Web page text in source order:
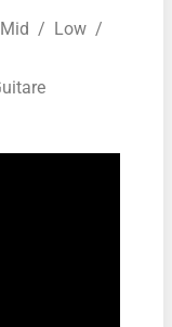
Mid / Low /